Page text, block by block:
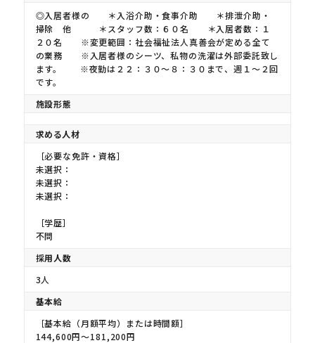
◎入居者様の ＊入浴介助・食事介助 ＊排泄介助・
掃除 他 ＊スタッフ数：６０名 ＊入居者数：１
２０名 ※変更範囲：社会福祉法人真善会が定める全て
の業務 ※入居者様のシーツ、私物の洗濯は外部委託致し
ます。 ※夜勤は２２：３０〜８：３０まで、週１〜２回
です。
施設形態
求める人材
［必要な免許・資格］
未選択：
未選択：
未選択：
［学歴］
不問
採用人数
3人
基本給
［基本給（月額平均）または時間額］
144,600円〜181,200円